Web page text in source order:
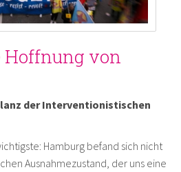
Hoffnung von
der Interventionistischen
Hamburg befand sich nicht
Ausnahmezustand, der uns eine